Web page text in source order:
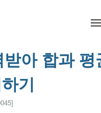
아 합과 평
기